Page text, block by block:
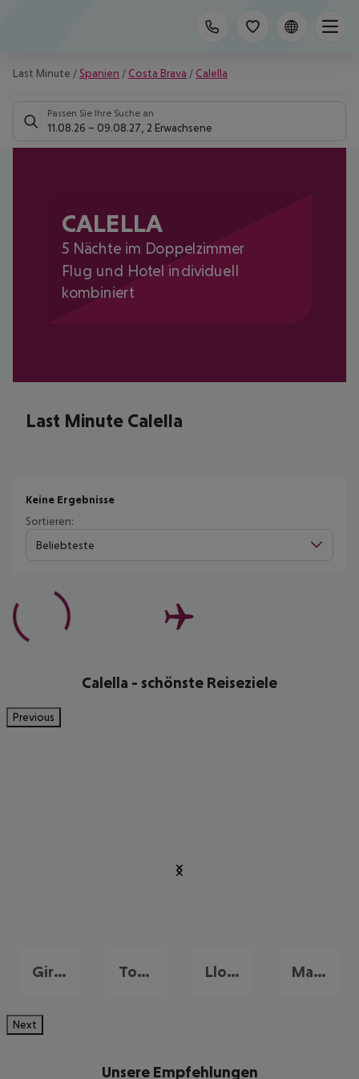
Last Minute / Spanien / Costa Brava / Calella
Passen Sie Ihre Suche an
11.08.26 – 09.08.27 2 Erwachsene
CALELLA
5 Nächte im Doppelzimmer
Flug und Hotel individuell
kombiniert
Last Minute Calella
Keine Ergebnisse
Sortieren:
Beliebteste
Calella - schönste Reiseziele
Previous
Girona Tossa de Mar Lloret de Mar Malgrat de Mar
Next
Unsere Empfehlungen